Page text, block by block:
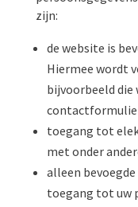
zijn:
de website is
Hiermee wordt
bijvoorbeeld die
toegang tot
met onder
alleen
toegang tot uw